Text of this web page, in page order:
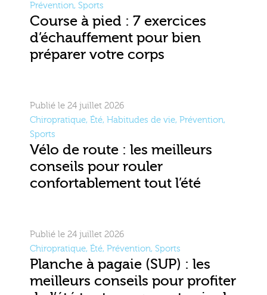
Prévention, Sports
Course à pied : 7 exercices
d’échauffement pour bien
préparer votre corps
Publié le 24 juillet 2026
Chiropratique, Été, Habitudes de vie, Prévention,
Sports
Vélo de route : les meilleurs
conseils pour rouler
confortablement tout l’été
Publié le 24 juillet 2026
Chiropratique, Été, Prévention, Sports
Planche à pagaie (SUP) : les
meilleurs conseils pour profiter